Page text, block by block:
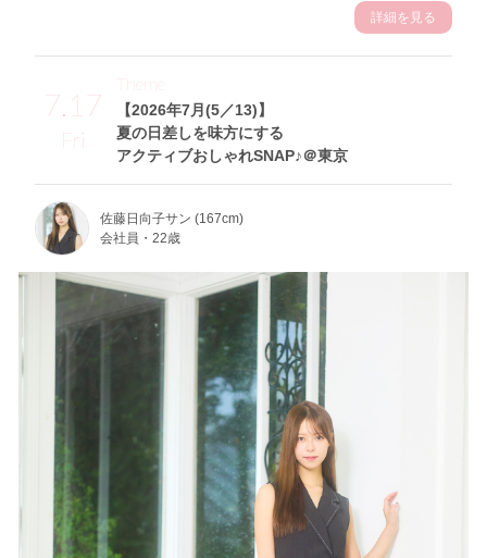
詳細を見る
7.17
Fri
【2026年7月(5／13)】
夏の日差しを味方にする
アクティブおしゃれSNAP♪＠東京
Theme
佐藤日向子サン (167cm)
会社員・22歳